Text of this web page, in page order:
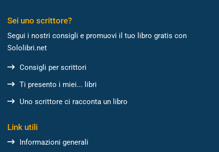
Sei uno scrittore?
Segui i nostri consigli e promuovi il tuo libro gratis con
Sololibri.net
Consigli per scrittori
Ti presento i miei... libri
Uno scrittore ci racconta un libro
Link utili
Informazioni generali